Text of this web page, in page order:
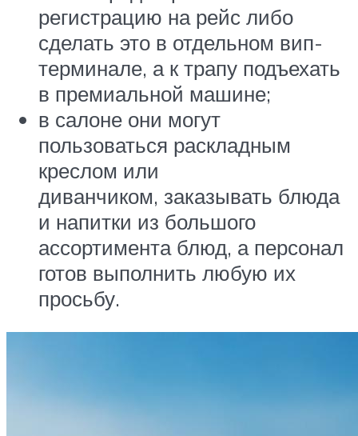
регистрацию на рейс либо
сделать это в отдельном вип-
терминале, а к трапу подъехать
в премиальной машине;
в салоне они могут
пользоваться раскладным
креслом или
диванчиком, заказывать блюда
и напитки из большого
ассортимента блюд, а персонал
готов выполнить любую их
просьбу.